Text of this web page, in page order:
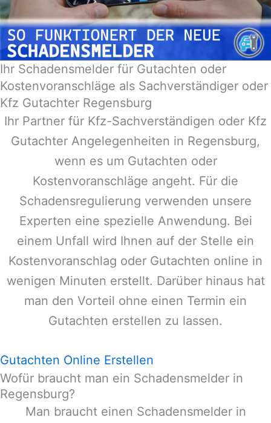
Ihr Schadensmelder für Gutachten oder
Kostenvoranschläge als Sachverständiger oder
Kfz Gutachter Regensburg
Ihr Partner für Kfz-Sachverständigen oder Kfz
Gutachter Angelegenheiten in Regensburg,
wenn es um Gutachten oder
Kostenvoranschläge angeht. Für die
Schadensregulierung verwenden unsere
Experten eine spezielle Anwendung. Bei
einem Unfall wird Ihnen auf der Stelle ein
Kostenvoranschlag oder Gutachten online in
wenigen Minuten erstellt. Darüber hinaus hat
man den Vorteil ohne einen Termin ein
Gutachten erstellen zu lassen.
Gutachten Online Erstellen
Wofür braucht man ein Schadensmelder in
Regensburg?
Man braucht einen Schadensmelder in